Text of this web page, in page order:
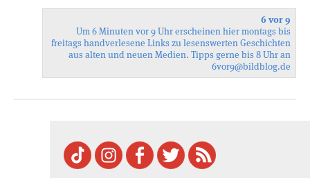
6 vor 9
Um 6 Minuten vor 9 Uhr erscheinen hier montags bis
freitags handverlesene Links zu lesenswerten Geschichten
aus alten und neuen Medien. Tipps gerne bis 8 Uhr an
6vor9@bildblog.de